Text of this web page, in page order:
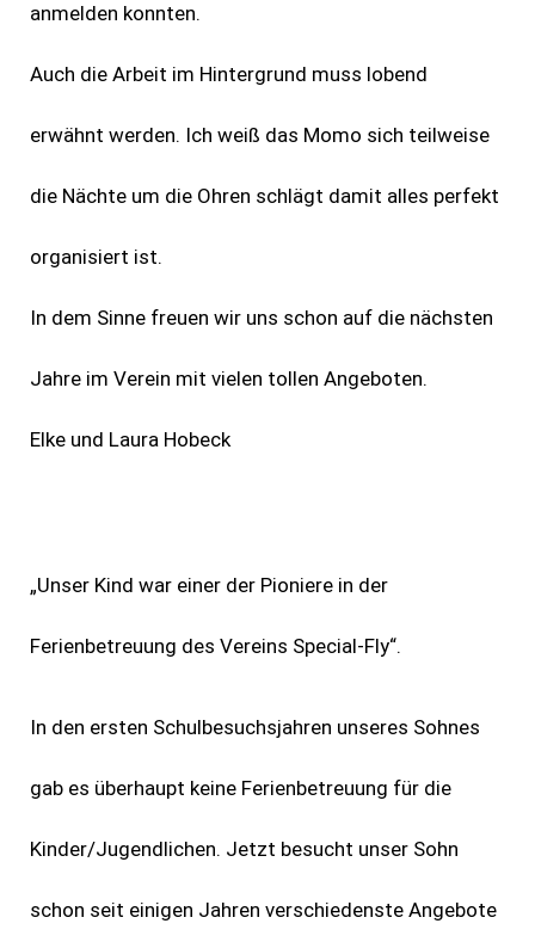
anmelden konnten.
Auch die Arbeit im Hintergrund muss lobend
erwähnt werden. Ich weiß das Momo sich teilweise
die Nächte um die Ohren schlägt damit alles perfekt
organisiert ist.
In dem Sinne freuen wir uns schon auf die nächsten
Jahre im Verein mit vielen tollen Angeboten.
Elke und Laura Hobeck
„Unser Kind war einer der Pioniere in der
Ferienbetreuung des Vereins Special-Fly“.
In den ersten Schulbesuchsjahren unseres Sohnes
gab es überhaupt keine Ferienbetreuung für die
Kinder/Jugendlichen. Jetzt besucht unser Sohn
schon seit einigen Jahren verschiedenste Angebote